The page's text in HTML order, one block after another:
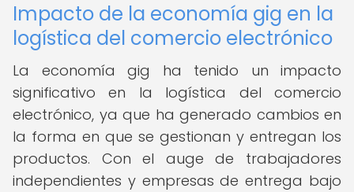
Impacto de la economía gig en la
logística del comercio electrónico
La economía gig ha tenido un impacto
significativo en la logística del comercio
electrónico, ya que ha generado cambios en
la forma en que se gestionan y entregan los
productos. Con el auge de trabajadores
independientes y empresas de entrega bajo